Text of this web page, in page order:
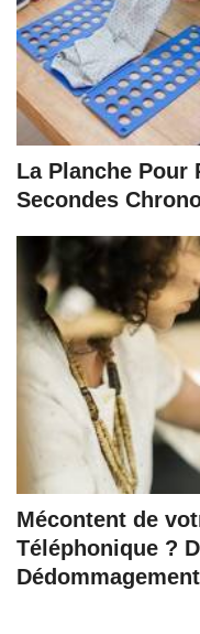
La Planche Pour
Secondes
Mécontent de
Téléphonique ?